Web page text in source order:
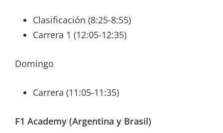
Clasificación (8:25-8:55)
Carrera 1 (12:05-12:35)
Domingo
Carrera (11:05-11:35)
F1 Academy (Argentina y Brasil)